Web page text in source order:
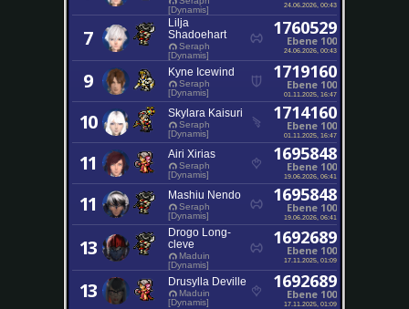
[Dynamis]
24.06.2026, 00:43
7
Lilja
Shadoehart
Seraph
[Dynamis]
1760529
Ebene 100
24.06.2026, 00:43
9 Kyne Icewind
Seraph
[Dynamis]
1719160
Ebene 100
01.11.2025, 16:47
10 Skylara Kaisuri
Seraph
[Dynamis]
1714160
Ebene 100
01.11.2025, 16:47
11 Airi Xirias
Seraph
[Dynamis]
1695848
Ebene 100
19.06.2026, 06:41
11 Mashiu Nendo
Seraph
[Dynamis]
1695848
Ebene 100
19.06.2026, 06:41
13
Drogo Long-
cleve
Maduin
[Dynamis]
1692689
Ebene 100
17.11.2025, 01:09
13 Drusylla Deville
Maduin
[Dynamis]
1692689
Ebene 100
17.11.2025, 01:09